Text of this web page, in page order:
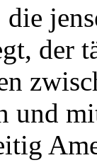
der
und